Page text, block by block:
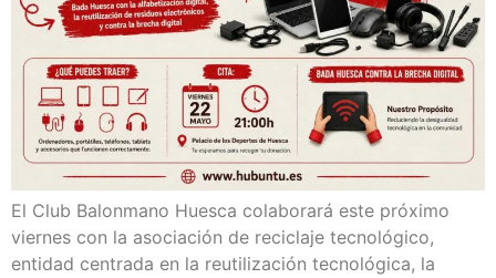
El Club Balonmano Huesca colaborará este próximo
viernes con la asociación de reciclaje tecnológico,
entidad centrada en la reutilización tecnológica, la